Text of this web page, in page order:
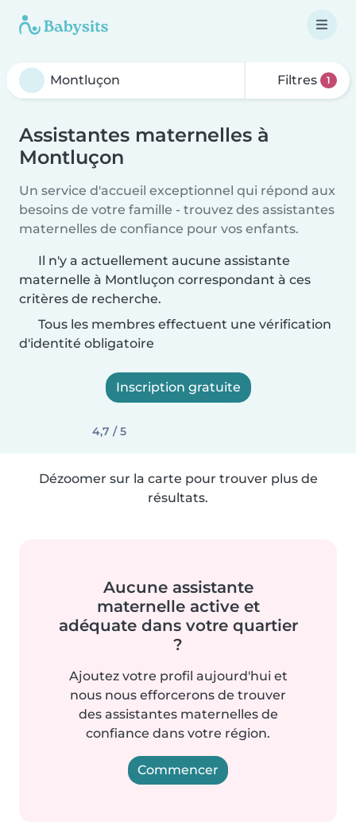
Filtres 1
Assistantes maternelles à
Montluçon
Un service d'accueil exceptionnel qui répond aux
besoins de votre famille - trouvez des assistantes
maternelles de confiance pour vos enfants.
Il n'y a actuellement aucune assistante
maternelle à Montluçon correspondant à ces
critères de recherche.
Tous les membres effectuent une vérification
d'identité obligatoire
Inscription gratuite
4,7 / 5
Dézoomer sur la carte pour trouver plus de
résultats.
Aucune assistante
maternelle active et
adéquate dans votre quartier
?
Ajoutez votre profil aujourd'hui et
nous nous efforcerons de trouver
des assistantes maternelles de
confiance dans votre région.
Commencer